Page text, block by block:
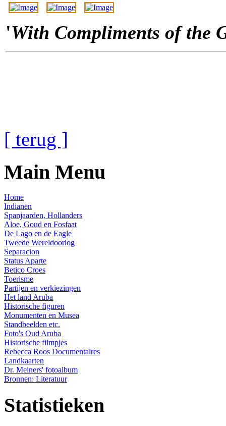
'With Compliments of the
[ terug ]
Main Menu
Home
Indianen
Spanjaarden, Hollanders
Aloe, Goud en Fosfaat
De Lago en de Eagle
Tweede Wereldoorlog
Separacion
Status Aparte
Betico Croes
Toerisme
Partijen en verkiezingen
Het land Aruba
Historische figuren
Monumenten en Musea
Standbeelden etc.
Foto's Oud Aruba
Historische filmpjes
Rebecca Roos Documentaires
Landkaarten
Dr. Meiners' fotoalbum
Bronnen: Literatuur
Statistieken